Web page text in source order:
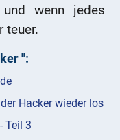
wenn jedes
teuer.
":
Hacker wieder los
Teil 3